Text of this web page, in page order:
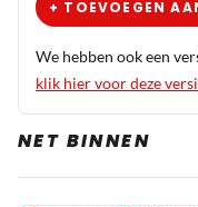
+ TOEVOEGEN
We hebben ook een
klik hier voor deze
NET BINNEN